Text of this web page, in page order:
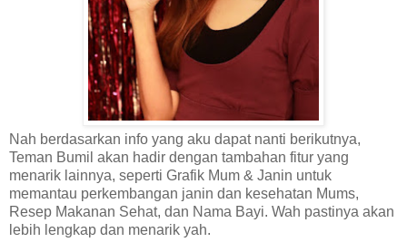
Nah berdasarkan info yang aku dapat nanti berikutnya,
Teman Bumil akan hadir dengan tambahan fitur yang
menarik lainnya, seperti Grafik Mum & Janin untuk
memantau perkembangan janin dan kesehatan Mums,
Resep Makanan Sehat, dan Nama Bayi. Wah pastinya akan
lebih lengkap dan menarik yah.